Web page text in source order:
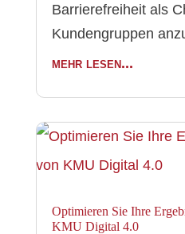
Barrierefreiheit als
Kundengruppen
mehr lesen...
Optimieren Sie Ihre
KMU Digital 4.0